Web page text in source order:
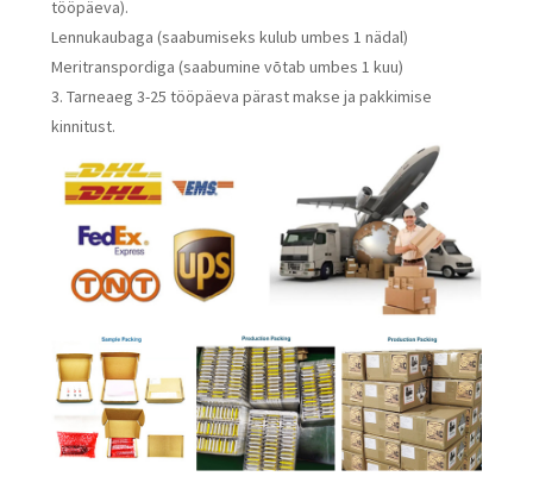
tööpäeva).
Lennukaubaga (saabumiseks kulub umbes 1 nädal)
Meritranspordiga (saabumine võtab umbes 1 kuu)
3. Tarneaeg 3-25 tööpäeva pärast makse ja pakkimise
kinnitust.